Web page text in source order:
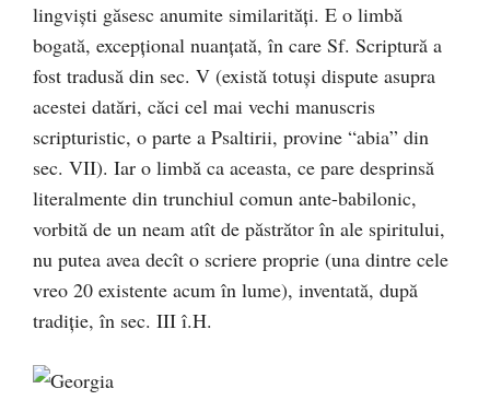
lingvişti găsesc anumite similarităţi. E o limbă
bogată, excepţional nuanţată, în care Sf. Scriptură a
fost tradusă din sec. V (există totuşi dispute asupra
acestei datări, căci cel mai vechi manuscris
scripturistic, o parte a Psaltirii, provine “abia” din
sec. VII). Iar o limbă ca aceasta, ce pare desprinsă
literalmente din trunchiul comun ante-babilonic,
vorbită de un neam atît de păstrător în ale spiritului,
nu putea avea decît o scriere proprie (una dintre cele
vreo 20 existente acum în lume), inventată, după
tradiţie, în sec. III î.H.